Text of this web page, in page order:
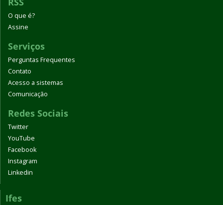
O que é?
Assine
Serviços
Perguntas Frequentes
Contato
Acesso a sistemas
Comunicação
Redes Sociais
Twitter
YouTube
Facebook
Instagram
Linkedin
Ifes